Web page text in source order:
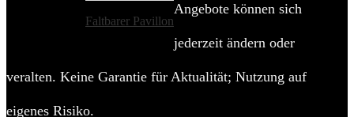
Faltbarer Pavillon
Angebote können sich
jederzeit ändern oder
veralten. Keine Garantie für Aktualität; Nutzung auf
eigenes Risiko.